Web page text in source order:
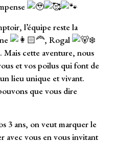
l’équipe reste la
, Rogal
. Mais cette aventure, nous
et vos poilus qui font de
lieu unique et vivant.
que vous dire
3 ans, on veut marquer le
avec vous en vous invitant